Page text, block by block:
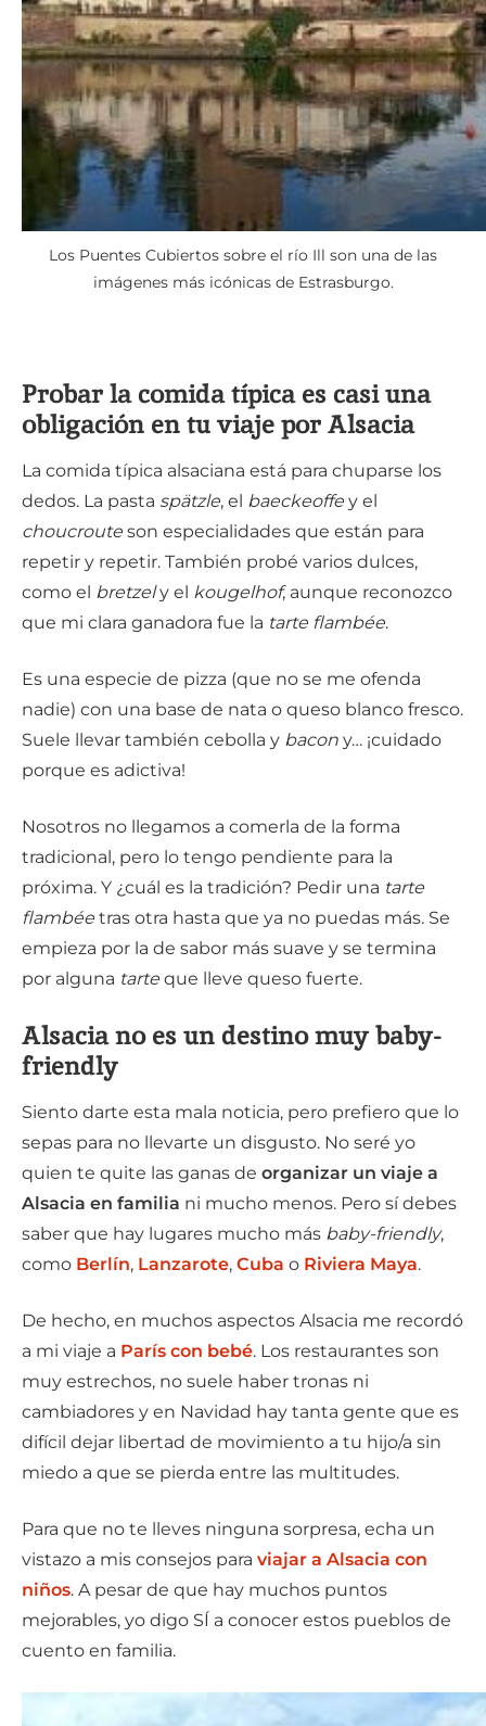
Los Puentes Cubiertos sobre el río Ill son una de las
imágenes más icónicas de Estrasburgo.
Probar la comida típica es casi una
obligación en tu viaje por Alsacia
La comida típica alsaciana está para chuparse los
dedos. La pasta spätzle, el baeckeoffe y el
choucroute son especialidades que están para
repetir y repetir. También probé varios dulces,
como el bretzely el kougelhof, aunque reconozco
que mi clara ganadora fue la tarte flambée.
Es una especie de pizza (que no se me ofenda
nadie) con una base de nata o queso blanco fresco.
Suele llevar también cebolla y bacon y… ¡cuidado
porque es adictiva!
Nosotros no llegamos a comerla de la forma
tradicional, pero lo tengo pendiente para la
próxima. Y ¿cuál es la tradición? Pedir una tarte
flambée tras otra hasta que ya no puedas más. Se
empieza por la de sabor más suave y se termina
por alguna tarte que lleve queso fuerte.
Alsacia no es un destino muy baby-
friendly
Siento darte esta mala noticia, pero prefiero que lo
sepas para no llevarte un disgusto. No seré yo
quien te quite las ganas de organizar un viaje a
Alsacia en familia ni mucho menos. Pero sí debes
saber que hay lugares mucho más baby-friendly,
como Berlín, Lanzarote, Cuba o Riviera Maya.
De hecho, en muchos aspectos Alsacia me recordó
a mi viaje a París con bebé. Los restaurantes son
muy estrechos, no suele haber tronas ni
cambiadores y en Navidad hay tanta gente que es
difícil dejar libertad de movimiento a tu hijo/a sin
miedo a que se pierda entre las multitudes.
Para que no te lleves ninguna sorpresa, echa un
vistazo a mis consejos para viajar a Alsacia con
niños. A pesar de que hay muchos puntos
mejorables, yo digo SÍ a conocer estos pueblos de
cuento en familia.